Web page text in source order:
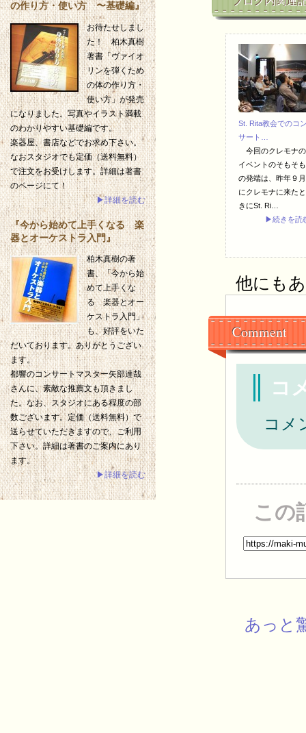
St. Rita教会でのコ
サート…
今回のクレモナの
イベントのそもそも
の発端は、昨年９月
にクレモナに来たと
きにSt. Ri…
▶続きを読
他にも
Comment
コ
コメ
この
あっと
の作り方・使い方 〜基礎編』
お待たせしまし
た！ 柏木真樹
著書「ヴァイオ
リンを弾くため
の体の作り方・
使い方」が発売
になりました。写真やイラスト満載
のわかりやすい基礎編です。
楽器屋、書店などでお求め下さい。
なおスタジオでも定価（送料無料）
で注文をお受けします。詳細は著書
のページにて！
▶詳細を読む
『今から始めて上手くなる 楽
器とオーケストラ入門』
柏木真樹の著
書、「今から始
めて上手くな
る 楽器とオー
ケストラ入門」
も、好評をいた
だいております。ありがとうござい
ます。
都響のコンサートマスター矢部達哉
さんに、素敵な推薦文も頂きまし
た。なお、スタジオにある程度の部
数ございます。定価（送料無料）で
送らせていただきますので、ご利用
下さい。詳細は著書のご案内にあり
ます。
▶詳細を読む